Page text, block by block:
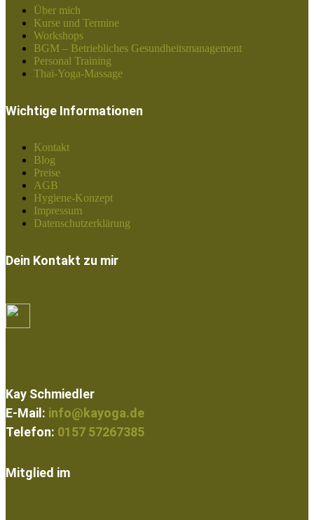
Über mich
Kurse und Termine
Workshops
BGM – Betriebliches Gesundheitsmanagement
Personal Training
Thai-Yoga-Massage
Wichtige Informationen
Kontakt
Blog
Preise
AGB
Hygiene-Konzept
Impressum
Datenschutzerklärung
Dein Kontakt zu mir
Kay Schmiedler
E-Mail: info@kayoga.de
Telefon: 0157 57267385
Mitglied im